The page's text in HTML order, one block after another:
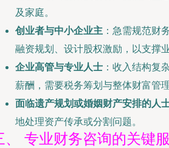
及家庭。
创业者与中小企业主 ：急需规范财
融资规划、设计股权激励，以支撑
企业高管与专业人士 ：收入结构复
薪酬，需要税务筹划与整体财富管
面临遗产规划或婚姻财产安排的人
地处理资产传承或分割问题。
、 专业财务咨询的关键